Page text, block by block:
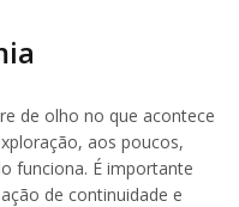
de olho no que acontece
aos poucos,
funciona. É importante
de continuidade e